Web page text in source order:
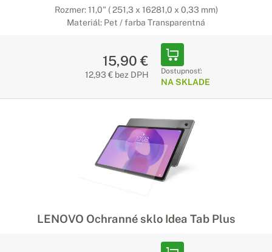
Rozmer: 11,0" ( 251,3 x 16281,0 x 0,33 mm)
Materiál: Pet / farba Transparentná
15,90 €
12,93 € bez DPH Dostupnosť:
NA SKLADE
LENOVO Ochranné sklo Idea Tab Plus